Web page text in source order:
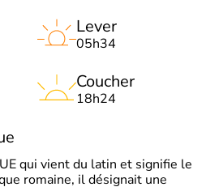
Lever
05h34
Coucher
18h24
qui vient du latin et signifie le
romaine, il désignait une